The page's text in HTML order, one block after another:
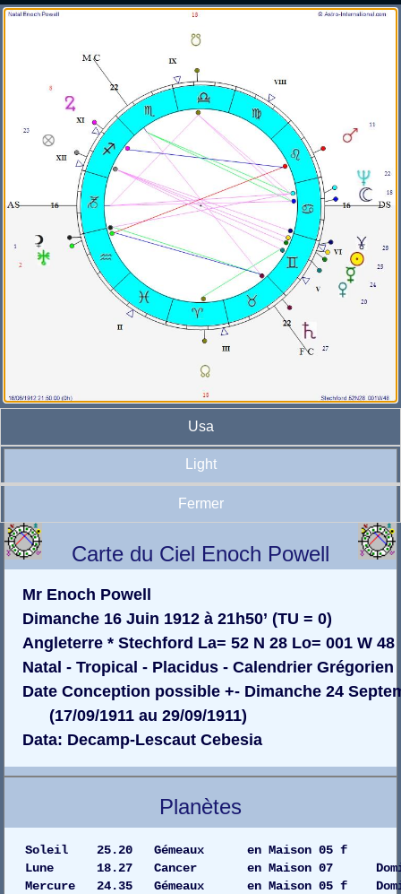
Usa
Light
Fermer
Carte du Ciel Enoch Powell
Mr Enoch Powell
Dimanche 16 Juin 1912 à 21h50’ (TU = 0)
Angleterre * Stechford La= 52 N 28 Lo= 001 W 48
Natal - Tropical - Placidus - Calendrier Grégorien
Date Conception possible +- Dimanche 24
(17/09/1911 au 29/09/1911)
Data: Decamp-Lescaut Cebesia
Planètes
Soleil 25.20 Gémeaux en Maison
Lune 18.27 Cancer en Maison 07
Mercure 24.35 Gémeaux en Maison 05 f